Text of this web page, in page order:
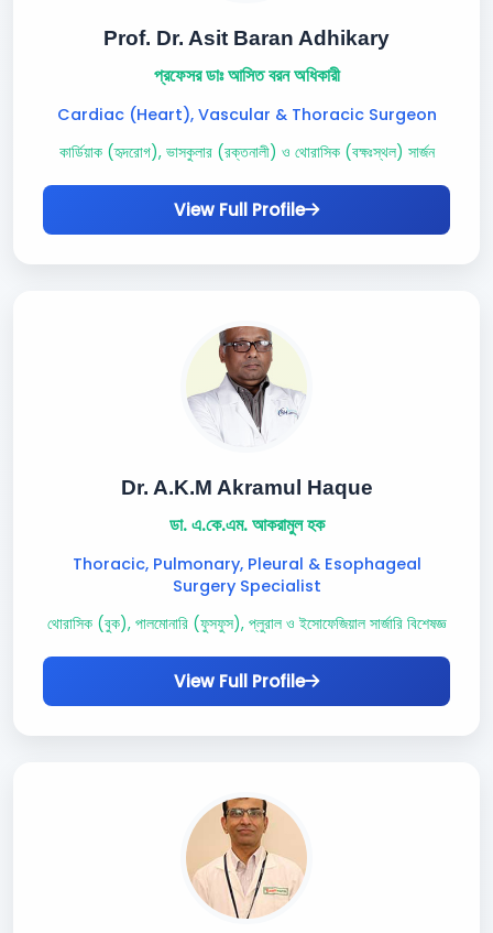
Prof. Dr. Asit Baran Adhikary
প্রফেসর ডাঃ আসিত বরন অধিকারী
Cardiac (Heart), Vascular & Thoracic Surgeon
কার্ডিয়াক (হৃদরোগ), ভাসকুলার (রক্তনালী) ও থোরাসিক (বক্ষঃস্থল) সার্জন
View Full Profile
Dr. A.K.M Akramul Haque
ডা. এ.কে.এম. আকরামুল হক
Thoracic, Pulmonary, Pleural & Esophageal
Surgery Specialist
থোরাসিক (বুক), পালমোনারি (ফুসফুস), প্লুরাল ও ইসোফেজিয়াল সার্জারি বিশেষজ্ঞ
View Full Profile